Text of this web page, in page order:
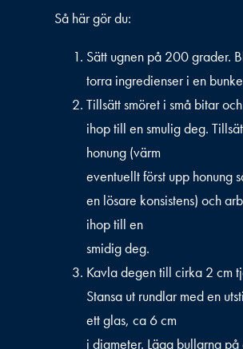
Så här gör du:
Sätt ugnen på 200 grader.
torra ingredienser i en
Tillsätt smöret i små bitar
ihop till en smulig deg.
honung (värm
eventuellt först upp honung
en lösare konsistens) och
ihop till en
smidig deg.
Kavla degen till cirka 2 cm
Stansa ut rundlar med en
ett glas, ca 6 cm
i diameter. Lägg bullarna på